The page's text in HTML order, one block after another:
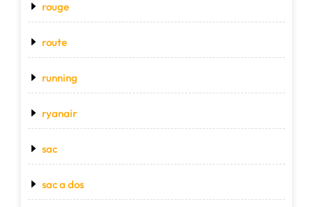
rouge
route
running
ryanair
sac
sac a dos